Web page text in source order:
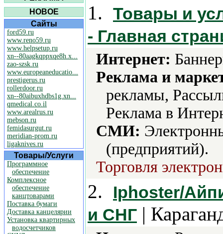
НОВОЕ
Сайты
ford59.ru
www.reno59.ru
www.helpsetup.ru
xn--80aagkqppxqe8h.x...
zao-szsk.ru
www.europeaneducatio...
prestigerus.ru
rollerdoor.ru
xn--80aibuxhdbs1g.xn...
qmedical.co.il
www.arealrus.ru
mebson.ru
femidasurgut.ru
meridian-prom.ru
ligaknives.ru
Товары/Услуги
Программное
обеспечение
Комплексное
обеспечение
канцтоварами
Поставка бумаги
Доставка канцелярии
Установка квартирных
водосчетчиков
1.
Товары и
- Главная
Интернет:
Реклама и
рекламы,
Реклама в
СМИ:
(предприятий).
Торговля
2.
Iphoster/
и СНГ |